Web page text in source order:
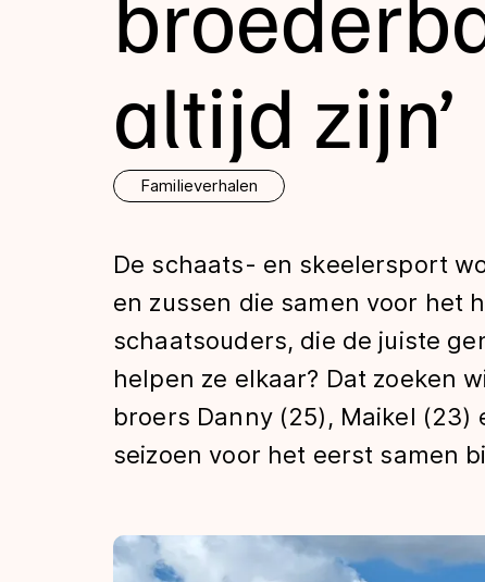
Tijden & historie
De weg op
Schaatsfans
Olympische
altijd zijn’
Familieverhalen
De schaats- en skeelersport
en zussen die samen voor het
schaatsouders, die de juiste
helpen ze elkaar? Dat zoeken
broers Danny (25), Maikel (23)
seizoen voor het eerst samen